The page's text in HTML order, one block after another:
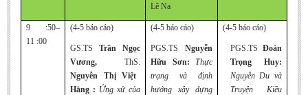
Lê Na
9 :50–
11 :00
(4-5 báo cáo)
GS.TS Trần Ngọc
Vương, ThS.
Nguyễn Thị Việt
Hằng : Ứng xử của
(4-5 báo cáo)
PGS.TS Nguyễn
Hữu Sơn: Thực
trạng và định
hướng xây dựng
(4-5 báo cáo)
PGS.TS Đoàn
Trọng Huy:
Nguyễn Du và
Truyện Kiều